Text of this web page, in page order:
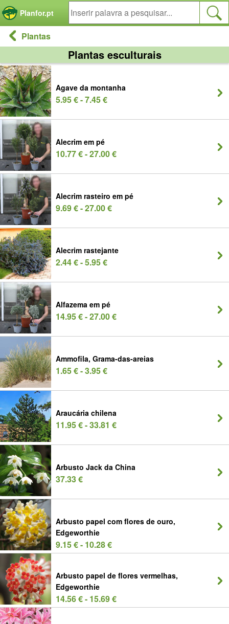
Planfor.pt
Plantas
Plantas esculturais
Agave da montanha
5.95 € - 7.45 €
Alecrim em pé
10.77 € - 27.00 €
Alecrim rasteiro em pé
9.69 € - 27.00 €
Alecrim rastejante
2.44 € - 5.95 €
Alfazema em pé
14.95 € - 27.00 €
Ammofila, Grama-das-areias
1.65 € - 3.95 €
Araucária chilena
11.95 € - 33.81 €
Arbusto Jack da China
37.33 €
Arbusto papel com flores de ouro,
Edgeworthie
9.15 € - 10.28 €
Arbusto papel de flores vermelhas,
Edgeworthie
14.56 € - 15.69 €
Painel de Gerenciamento de Cookies